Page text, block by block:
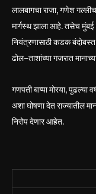
लालबागचा राजा, गणेश
मार्गस्थ झाला आहे. तसेच
नियंत्रणासाठी कडक बंदोबस्त
ढोल-ताशांच्या गजरात
गणपती बाप्पा मोरया, पुढल्या
अशा घोषणा देत राज्यातील
निरोप देणार आहेत.